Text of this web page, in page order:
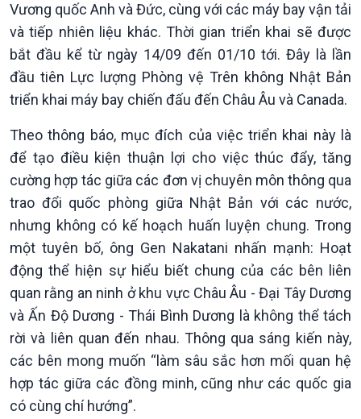
Chính trị
Tin Chính trị
Chính phủ với người dân
Quốc hội với cử tri
Xây dựng đảng
Đảng trong cuộc sống
Nhận diện sự thật
Pháp luật và đời sống
Thế giới
Tin thế giới
Vấn đề quốc tế
Hồ sơ sự kiện quốc tế
Thế giới & Việt Nam
Biên cương - Một dải vững
bền
Vương quốc Anh và Đức, cùng với các máy bay vận tải
và tiếp nhiên liệu khác. Thời gian triển khai sẽ được
bắt đầu kể từ ngày 14/09 đến 01/10 tới. Đây là lần
đầu tiên Lực lượng Phòng vệ Trên không Nhật Bản
triển khai máy bay chiến đấu đến Châu Âu và Canada.
Theo thông báo, mục đích của việc triển khai này là
để tạo điều kiện thuận lợi cho việc thúc đẩy, tăng
cường hợp tác giữa các đơn vị chuyên môn thông qua
trao đổi quốc phòng giữa Nhật Bản với các nước,
nhưng không có kế hoạch huấn luyện chung. Trong
một tuyên bố, ông Gen Nakatani nhấn mạnh: Hoạt
động thể hiện sự hiểu biết chung của các bên liên
quan rằng an ninh ở khu vực Châu Âu - Đại Tây Dương
và Ấn Độ Dương - Thái Bình Dương là không thể tách
rời và liên quan đến nhau. Thông qua sáng kiến ​​này,
các bên mong muốn “làm sâu sắc hơn mối quan hệ
hợp tác giữa các đồng minh, cũng như các quốc gia
có cùng chí hướng”.